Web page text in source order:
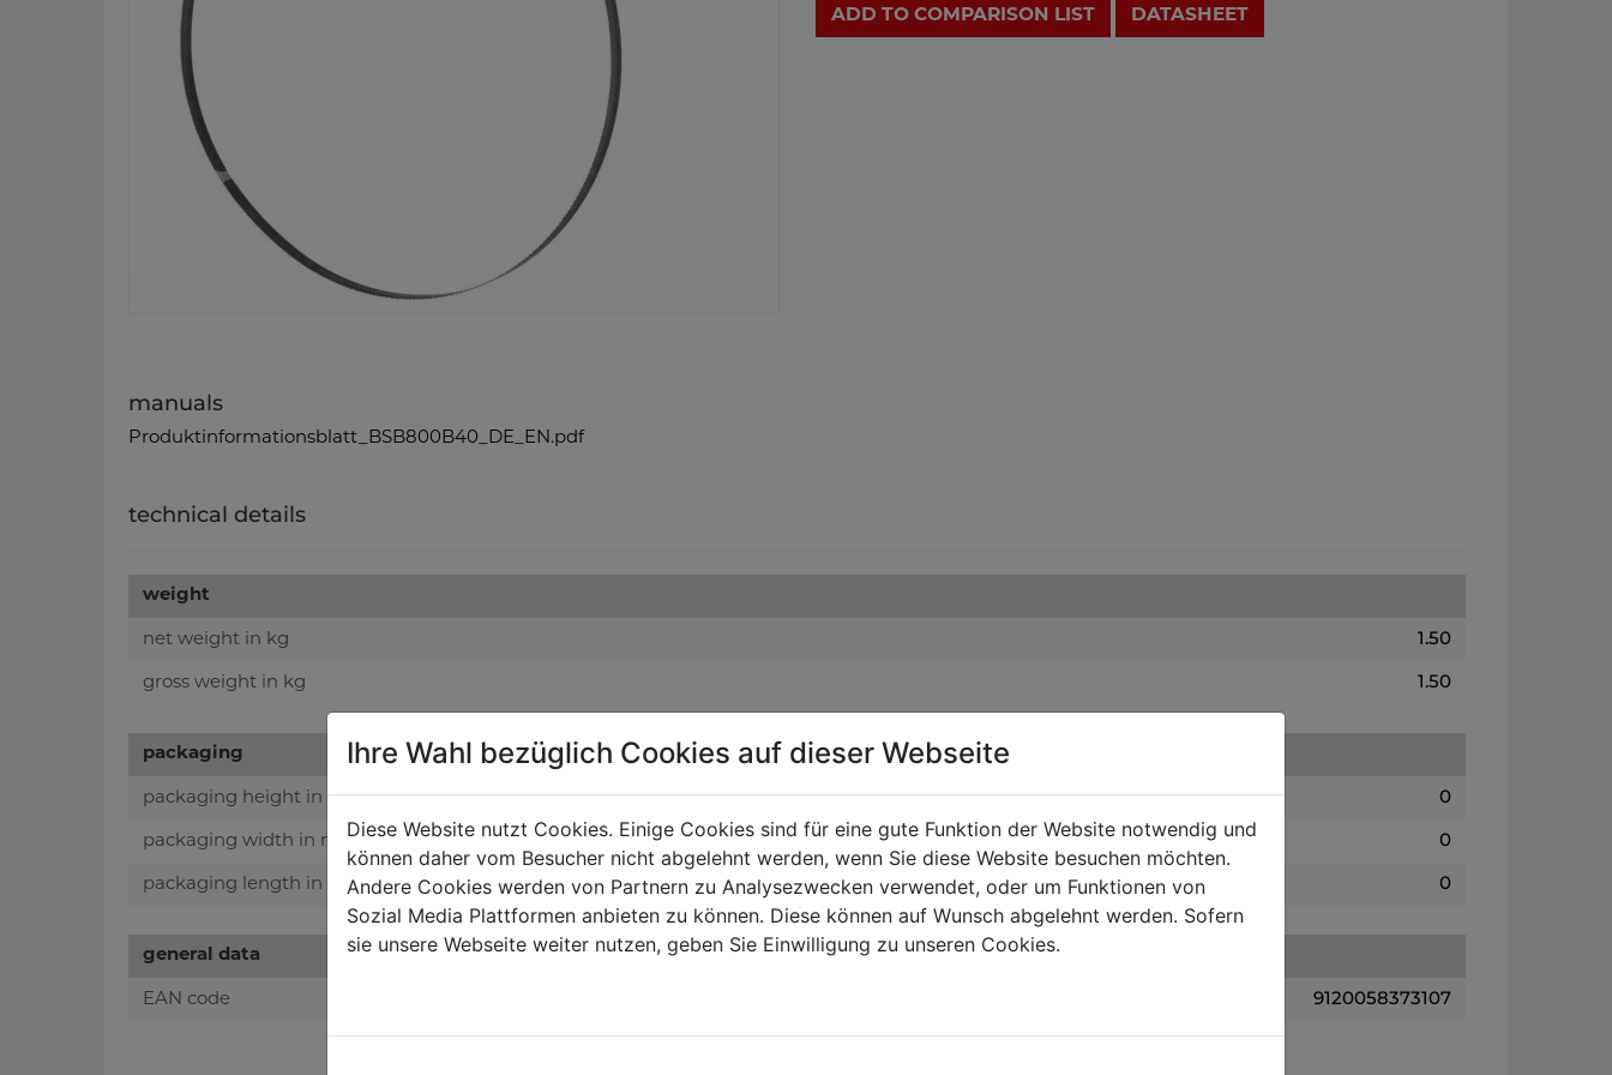
manuals
Produktinformationsblatt_BSB800B40_DE_EN.pdf
ADD TO COMPARISON LIST DATASHEET
technical details
weight
net weight in kg 1.50
gross weight in kg 1.50
packaging
packaging height in mm 0
packaging width in mm 0
packaging length in mm 0
general data
EAN code 9120058373107
Ihre Wahl bezüglich Cookies auf dieser Webseite
Diese Website nutzt Cookies. Einige Cookies sind für eine gute Funktion der Website notwendig und
können daher vom Besucher nicht abgelehnt werden, wenn Sie diese Website besuchen möchten.
Andere Cookies werden von Partnern zu Analysezwecken verwendet, oder um Funktionen von
Sozial Media Plattformen anbieten zu können. Diese können auf Wunsch abgelehnt werden. Sofern
sie unsere Webseite weiter nutzen, geben Sie Einwilligung zu unseren Cookies.